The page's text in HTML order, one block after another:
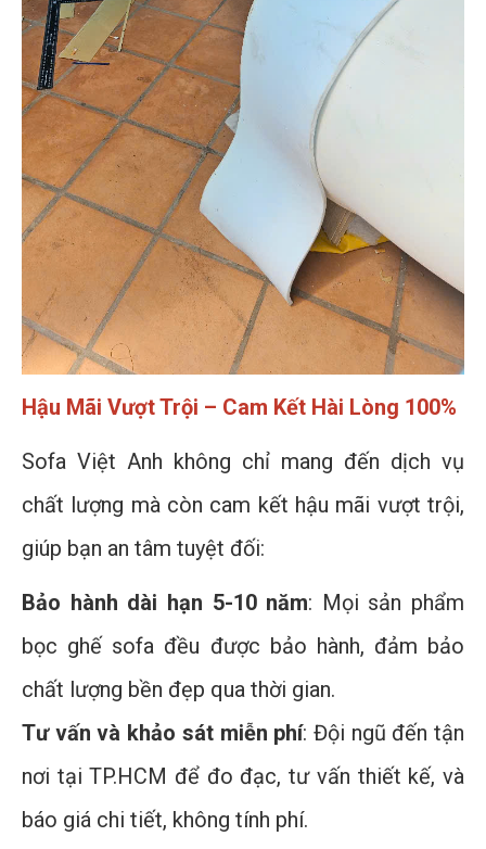
Hậu Mãi Vượt Trội – Cam Kết Hài Lòng 100%
Sofa Việt Anh không chỉ mang đến dịch vụ
chất lượng mà còn cam kết hậu mãi vượt trội,
giúp bạn an tâm tuyệt đối:
Bảo hành dài hạn 5-10 năm: Mọi sản phẩm
bọc ghế sofa đều được bảo hành, đảm bảo
chất lượng bền đẹp qua thời gian.
Tư vấn và khảo sát miễn phí: Đội ngũ đến tận
nơi tại TP.HCM để đo đạc, tư vấn thiết kế, và
báo giá chi tiết, không tính phí.